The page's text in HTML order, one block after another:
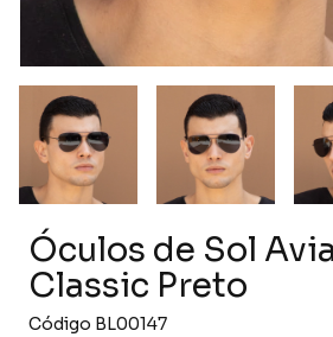
Óculos de Sol
Classic Preto
Código BL00147